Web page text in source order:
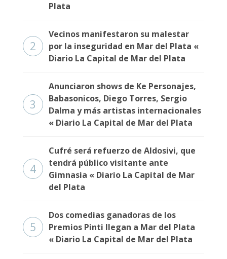
Plata
2
Vecinos manifestaron su malestar
por la inseguridad en Mar del Plata «
Diario La Capital de Mar del Plata
3
Anunciaron shows de Ke Personajes,
Babasonicos, Diego Torres, Sergio
Dalma y más artistas internacionales
« Diario La Capital de Mar del Plata
4
Cufré será refuerzo de Aldosivi, que
tendrá público visitante ante
Gimnasia « Diario La Capital de Mar
del Plata
5
Dos comedias ganadoras de los
Premios Pinti llegan a Mar del Plata
« Diario La Capital de Mar del Plata